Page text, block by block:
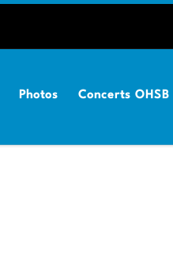
Photos Concerts OHSB